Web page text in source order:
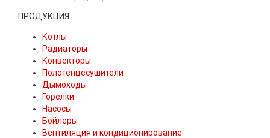
ПРОДУКЦИЯ
Котлы
Радиаторы
Конвекторы
Полотенцесушители
Дымоходы
Горелки
Насосы
Бойлеры
Вентиляция и кондиционирование